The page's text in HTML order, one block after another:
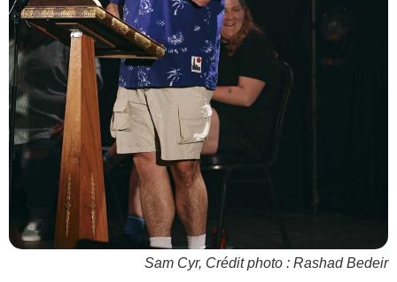
Sam Cyr, Crédit photo : Rashad Bedeir